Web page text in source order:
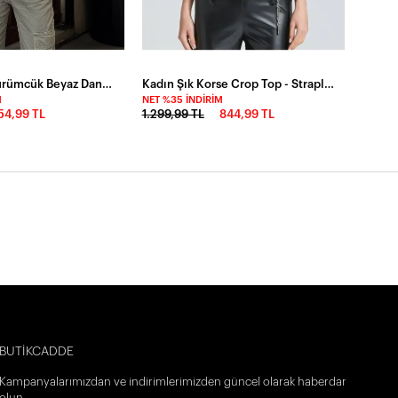
Balıkçı Yaka Bürümcük Beyaz Dantel Bluz
TL
Kadın Şık Korse Crop Top - Straplez Düğmeli Büstiyer Siyah
NET %35 İNDIRIM
1.299,99 TL 844,99 TL
BUTİKCADDE
Kampanyalarımızdan ve indirimlerimizden güncel olarak haberdar